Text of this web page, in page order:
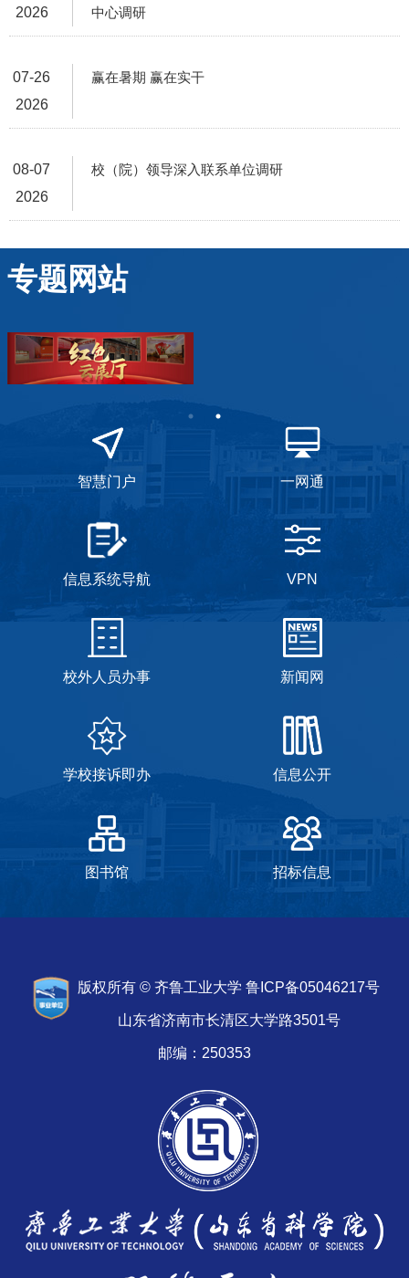
2026
中心调研
07-26
2026
赢在暑期 赢在实干
08-07
2026
校（院）领导深入联系单位调研
专题网站
智慧门户 一网通
信息系统导航 VPN
校外人员办事 新闻网
学校接诉即办 信息公开
图书馆 招标信息
版权所有 © 齐鲁工业大学 鲁ICP备05046217号
山东省济南市长清区大学路3501号
邮编：250353